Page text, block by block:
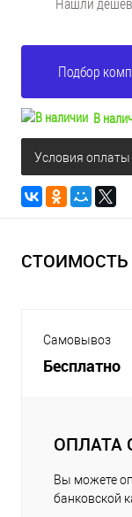
Подбор
В
Условия оплаты
Самовывоз
Бесплатно
ОПЛАТА
Вы можете
банковской